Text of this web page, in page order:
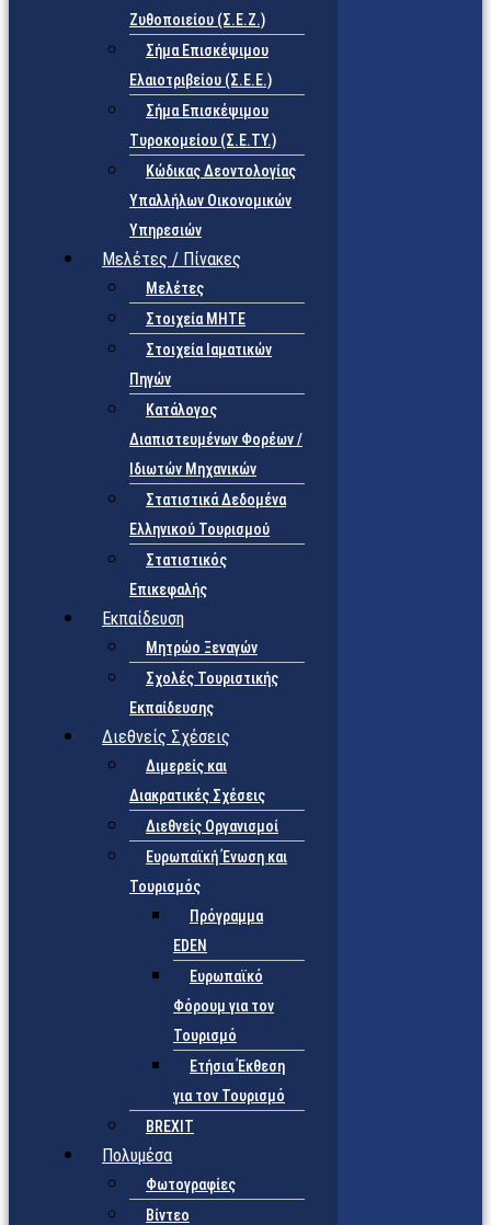
Ζυθοποιείου (Σ.Ε.Ζ.)
Σήμα Επισκέψιμου
Ελαιοτριβείου (Σ.Ε.Ε.)
Σήμα Επισκέψιμου
Τυροκομείου (Σ.Ε.TY.)
Κώδικας Δεοντολογίας
Υπαλλήλων Οικονομικών
Υπηρεσιών
Μελέτες / Πίνακες
Μελέτες
Στοιχεία ΜΗΤΕ
Στοιχεία Ιαματικών
Πηγών
Κατάλογος
Διαπιστευμένων Φορέων /
Ιδιωτών Μηχανικών
Στατιστικά Δεδομένα
Ελληνικού Τουρισμού
Στατιστικός
Επικεφαλής
Εκπαίδευση
Μητρώο Ξεναγών
Σχολές Τουριστικής
Εκπαίδευσης
Διεθνείς Σχέσεις
Διμερείς και
Διακρατικές Σχέσεις
Διεθνείς Οργανισμοί
Ευρωπαϊκή Ένωση και
Τουρισμός
Πρόγραμμα
EDEN
Ευρωπαϊκό
Φόρουμ για τον
Τουρισμό
Ετήσια Έκθεση
για τον Τουρισμό
BREXIT
Πολυμέσα
Φωτογραφίες
Βίντεο